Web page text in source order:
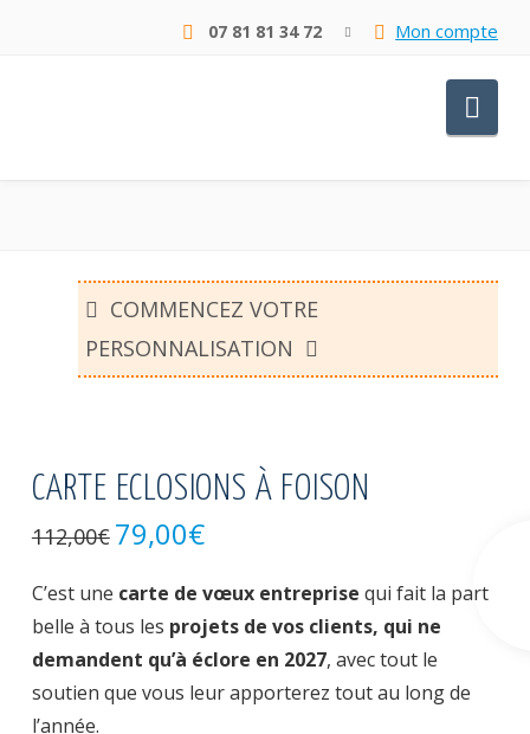
07 81 81 34 72 Mon compte
COMMENCEZ VOTRE
PERSONNALISATION
CARTE ECLOSIONS À FOISON
112,00€ Le
prix
était :
112,00€.
79,00€Le
prix
est :
79,00€.
C’est une carte de vœux entreprise qui fait la part
belle à tous les projets de vos clients, qui ne
demandent qu’à éclore en 2027, avec tout le
soutien que vous leur apporterez tout au long de
l’année.